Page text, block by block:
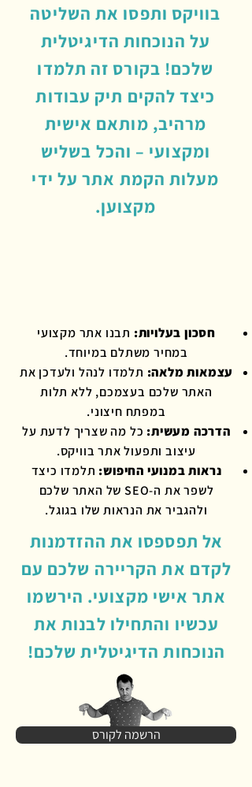
בוויקס ותפסו את השליטה
על הנוכחות הדיגיטלית
שלכם! בקורס זה תלמדו
כיצד להקים תיק עבודות
מרהיב, מותאם אישית
ומקצועי – והכל בשליש
מעלות הקמת אתר על ידי
מקצוען.
חסכון בעלויות: תבנו אתר מקצועי
במחיר משתלם במיוחד.
עצמאות מלאה: תלמדו לנהל ולעדכן את
האתר שלכם בעצמכם, ללא תלות
במפתח חיצוני.
הדרכה מעשית: כל מה שצריך לדעת על
עיצוב ותפעול אתר בוויקס.
נראות במנועי החיפוש: תלמדו כיצד
לשפר את ה-SEO של האתר שלכם
ולהגביר את הנראות שלו בגוגל.
​​אל תפספסו את ההזדמנות
לקדם את הקריירה שלכם עם
אתר אישי מקצועי. הירשמו
עכשיו והתחילו לבנות את
הנוכחות הדיגיטלית שלכם!
הרשמה לקורס